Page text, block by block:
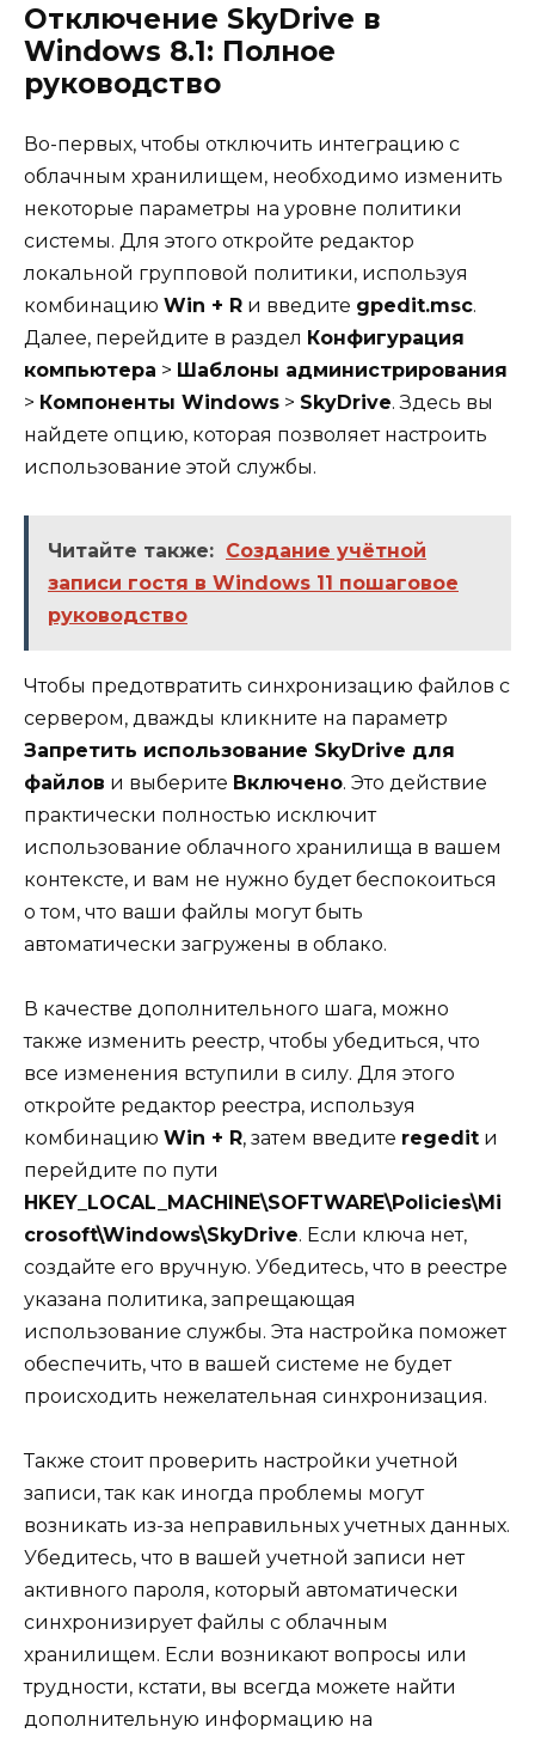
Отключение SkyDrive в
Windows 8.1: Полное
руководство
Во-первых, чтобы отключить интеграцию с
облачным хранилищем, необходимо изменить
некоторые параметры на уровне политики
системы. Для этого откройте редактор
локальной групповой политики, используя
комбинацию Win + R и введите gpedit.msc.
Далее, перейдите в раздел Конфигурация
компьютера > Шаблоны администрирования
> Компоненты Windows > SkyDrive. Здесь вы
найдете опцию, которая позволяет настроить
использование этой службы.
Читайте также: Создание учётной
записи гостя в Windows 11 пошаговое
руководство
Чтобы предотвратить синхронизацию файлов с
сервером, дважды кликните на параметр
Запретить использование SkyDrive для
файлов и выберите Включено. Это действие
практически полностью исключит
использование облачного хранилища в вашем
контексте, и вам не нужно будет беспокоиться
о том, что ваши файлы могут быть
автоматически загружены в облако.
В качестве дополнительного шага, можно
также изменить реестр, чтобы убедиться, что
все изменения вступили в силу. Для этого
откройте редактор реестра, используя
комбинацию Win + R, затем введите regedit и
перейдите по пути
HKEY_LOCAL_MACHINE\SOFTWARE\Policies\Mi
crosoft\Windows\SkyDrive. Если ключа нет,
создайте его вручную. Убедитесь, что в реестре
указана политика, запрещающая
использование службы. Эта настройка поможет
обеспечить, что в вашей системе не будет
происходить нежелательная синхронизация.
Также стоит проверить настройки учетной
записи, так как иногда проблемы могут
возникать из-за неправильных учетных данных.
Убедитесь, что в вашей учетной записи нет
активного пароля, который автоматически
синхронизирует файлы с облачным
хранилищем. Если возникают вопросы или
трудности, кстати, вы всегда можете найти
дополнительную информацию на